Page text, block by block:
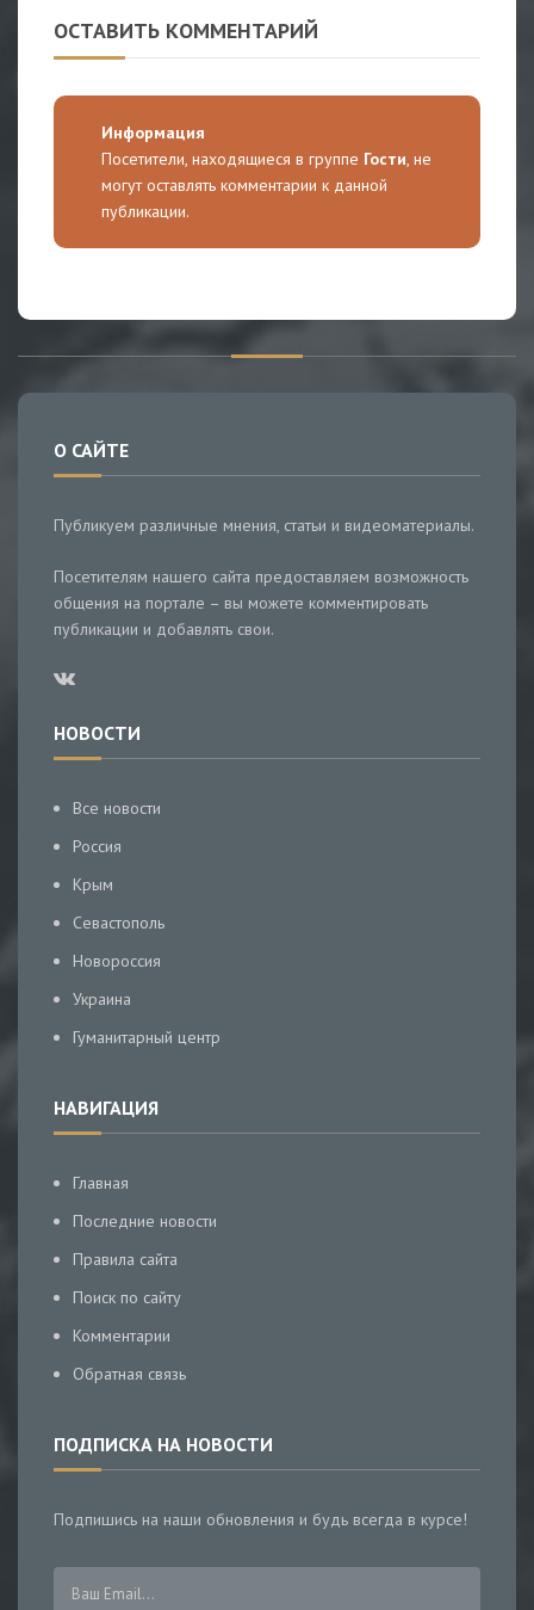
ОСТАВИТЬ КОММЕНТАРИЙ
Информация
Посетители, находящиеся в группе Гости , не
могут оставлять комментарии к данной
публикации.
О САЙТЕ
Публикуем различные мнения, статьи и видеоматериалы.
Посетителям нашего сайта предоставляем возможность
общения на портале – вы можете комментировать
публикации и добавлять свои.
НОВОСТИ
Все новости
Россия
Крым
Севастополь
Новороссия
Украина
Гуманитарный центр
НАВИГАЦИЯ
Главная
Последние новости
Правила сайта
Поиск по сайту
Комментарии
Обратная связь
ПОДПИСКА НА НОВОСТИ
Подпишись на наши обновления и будь всегда в курсе!